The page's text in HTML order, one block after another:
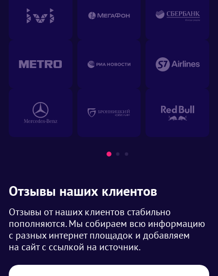
Отзывы наших клиентов
Отзывы от наших клиентов стабильно
пополняются. Мы собираем всю информацию
с разных интернет площадок и добавляем
на сайт с ссылкой на источник.